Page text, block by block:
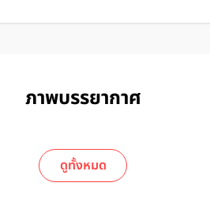
ภาพบรรยากาศ
ดูทั้งหมด